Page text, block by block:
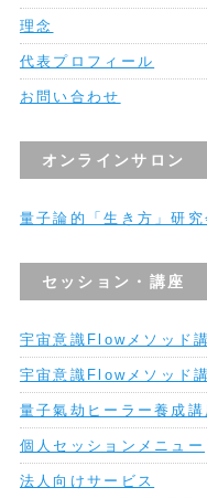
理念
代表プロフィール
お問い合わせ
オンラインサロン
量子論的「生き方」研
セッション・講座
宇宙意識Flowメソッド
宇宙意識Flowメソッド
量子氣劫ヒーラー養成講
個人セッションメニュー
法人向けサービス